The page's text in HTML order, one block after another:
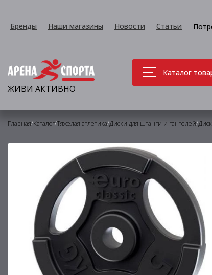
Бренды Наши магазины Новости Статьи
ЖИВИ АКТИВНО
Каталог
Главная/Каталог/Тяжелая атлетика/Диски для штанги и гантелей/